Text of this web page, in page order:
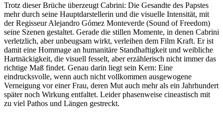
Trotz dieser Brüche überzeugt Cabrini: Die Gesandte des Papstes
mehr durch seine Hauptdarstellerin und die visuelle Intensität, mit
der Regisseur Alejandro Gómez Monteverde (Sound of Freedom)
seine Szenen gestaltet. Gerade die stillen Momente, in denen Cabrini
verletzlich, aber unbeugsam wirkt, verleihen dem Film Kraft. Er ist
damit eine Hommage an humanitäre Standhaftigkeit und weibliche
Hartnäckigkeit, die visuell fesselt, aber erzählerisch nicht immer das
richtige Maß findet. Genau darin liegt sein Kern: Eine
eindrucksvolle, wenn auch nicht vollkommen ausgewogene
Verneigung vor einer Frau, deren Mut auch mehr als ein Jahrhundert
später noch Wirkung entfaltet. Leider phasenweise cineastisch mit
zu viel Pathos und Längen gestreckt.